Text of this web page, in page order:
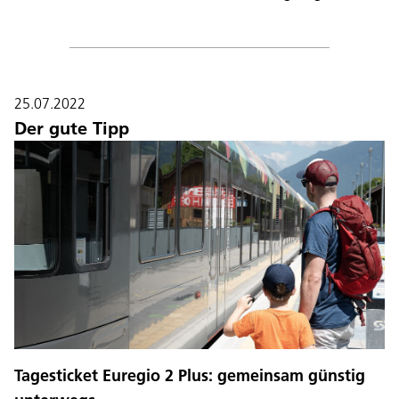
25.07.2022
Der gute Tipp
Tagesticket Euregio 2 Plus: gemeinsam günstig